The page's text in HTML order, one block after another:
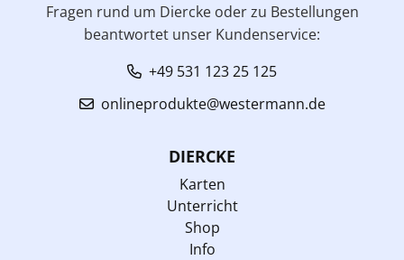
Fragen rund um Diercke oder zu Bestellungen
beantwortet unser Kundenservice:
+49 531 123 25 125
onlineprodukte@westermann.de
DIERCKE
Karten
Unterricht
Shop
Info